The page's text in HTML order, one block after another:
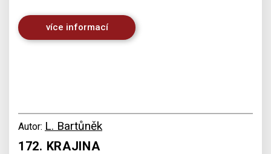
více informací
Autor: L. Bartůněk
172. KRAJINA